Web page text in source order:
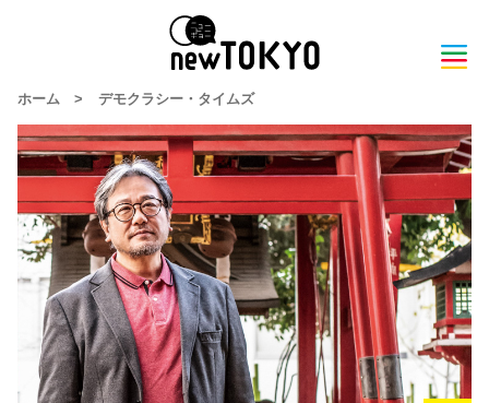
ホーム > デモクラシー・タイムズ